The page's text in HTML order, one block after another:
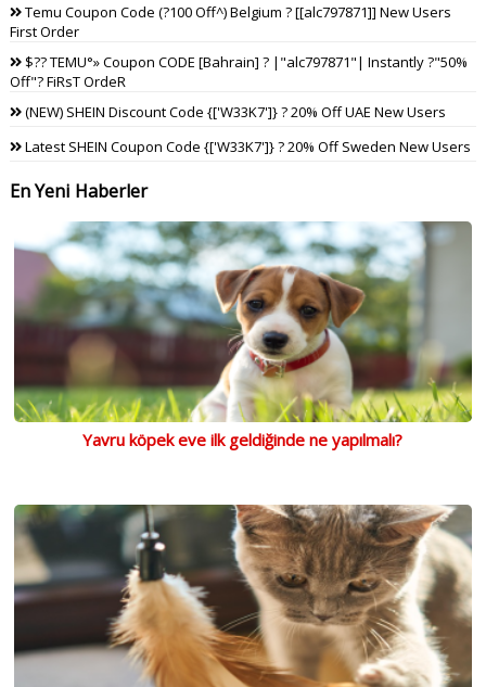
Temu Coupon Code (?100 Off^) Belgium ? [[alc797871]] New Users
First Order
$?? TEMU°» Coupon CODE [Bahrain] ? |"alc797871"| Instantly ?"50%
Off"? FiRsT OrdeR
(NEW) SHEIN Discount Code {['W33K7']} ? 20% Off UAE New Users
Latest SHEIN Coupon Code {['W33K7']} ? 20% Off Sweden New Users
En Yeni Haberler
Yavru köpek eve ilk geldiğinde ne yapılmalı?